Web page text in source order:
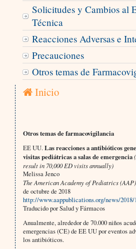
Solicitudes y Cambios al
Técnica
Reacciones Adversas e
Precauciones
Otros temas de
Inicio
Otros temas de farmacovigilancia
EE UU.Las reacciones a antibióticos
visitas pediátricas a salas de emergencia
result in 70,000 ED visits annually)
Melissa Jenco
The American Academy of Pediatrics
de octubre de 2018
http://www.aappublications.org/news/
Traducido por Salud y Fármacos
Anualmente, alrededor de 70.000 niños
emergencias (CE) de EE UU por eventos
los antibióticos.